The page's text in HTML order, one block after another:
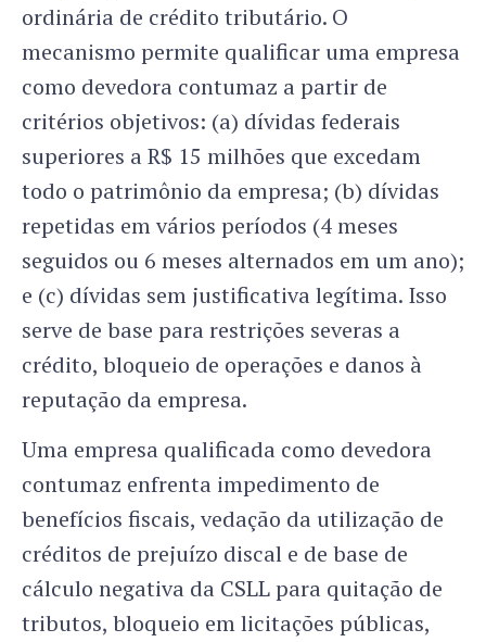
ordinária de crédito tributário. O
mecanismo permite qualificar uma empresa
como devedora contumaz a partir de
critérios objetivos: (a) dívidas federais
superiores a R$ 15 milhões que excedam
todo o patrimônio da empresa; (b) dívidas
repetidas em vários períodos (4 meses
seguidos ou 6 meses alternados em um ano);
e (c) dívidas sem justificativa legítima. Isso
serve de base para restrições severas a
crédito, bloqueio de operações e danos à
reputação da empresa.
Uma empresa qualificada como devedora
contumaz enfrenta impedimento de
benefícios fiscais, vedação da utilização de
créditos de prejuízo discal e de base de
cálculo negativa da CSLL para quitação de
tributos, bloqueio em licitações públicas,